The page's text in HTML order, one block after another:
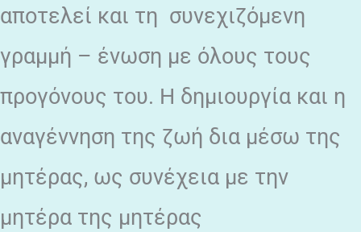
αποτελεί και τη συνεχιζόμενη
γραμμή – ένωση με όλους τους
προγόνους του. Η δημιουργία και η
αναγέννηση της ζωή δια μέσω της
μητέρας, ως συνέχεια με την
μητέρα της μητέρας